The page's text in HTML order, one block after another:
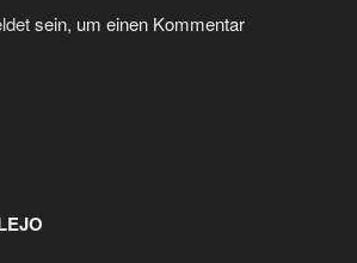
sein, um einen Kommentar